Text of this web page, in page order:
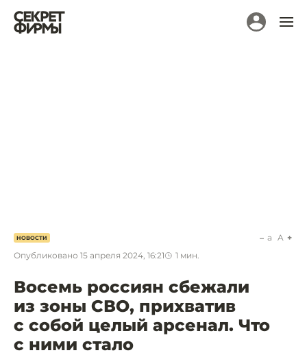
НОВОСТИ
Опубликовано 15 апреля 2024, 16:21 1 мин.
a A
Восемь россиян сбежали
из зоны СВО, прихватив
с собой целый арсенал. Что
с ними стало